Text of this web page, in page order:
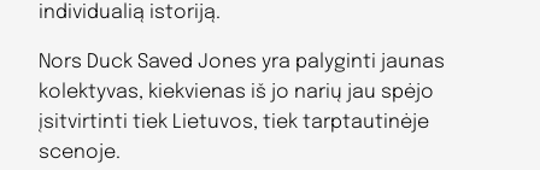
individualią istoriją.
Nors Duck Saved Jones yra palyginti jaunas
kolektyvas, kiekvienas iš jo narių jau spėjo
įsitvirtinti tiek Lietuvos, tiek tarptautinėje
scenoje.